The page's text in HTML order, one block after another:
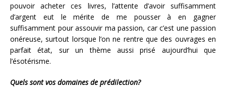
pouvoir acheter ces livres, l’attente d’avoir suffisamment
d’argent eut le mérite de me pousser à en gagner
suffisamment pour assouvir ma passion, car c’est une passion
onéreuse, surtout lorsque l’on ne rentre que des ouvrages en
parfait état, sur un thème aussi prisé aujourd’hui que
l’ésotérisme.
Quels sont vos domaines de prédilection?